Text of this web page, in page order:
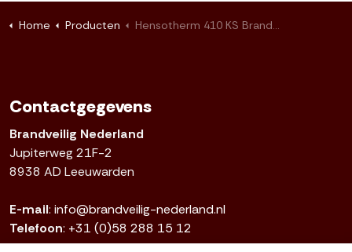
Home Producten Hensotherm 410 KS Brandwerende staalverf voor binnen
Contactgegevens
Brandveilig Nederland
Jupiterweg 21F-2
8938 AD Leeuwarden
E-mail:info@brandveilig-nederland.nl
Telefoon: +31 (0)58 288 15 12